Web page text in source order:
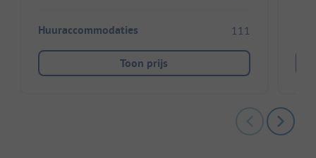
Huuraccommodaties 111
Toon prijs